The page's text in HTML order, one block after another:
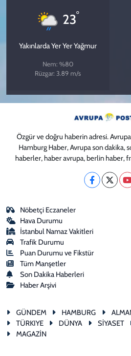
23°
Yakınlarda Yer Yer Yağmur
Nem: %80
Rüzgar: 3.89 m/s
Özgür ve doğru haberin adresi.
Hamburg Haber, Avrupa son dakika,
haberler, haber avrupa, berlin haber,
Nöbetçi Eczaneler
Hava Durumu
İstanbul Namaz Vakitleri
Trafik Durumu
Puan Durumu ve Fikstür
Tüm Manşetler
Son Dakika Haberleri
Haber Arşivi
GÜNDEM HAMBURG
TÜRKIYE
DÜNYA SİYASET
MAGAZİN